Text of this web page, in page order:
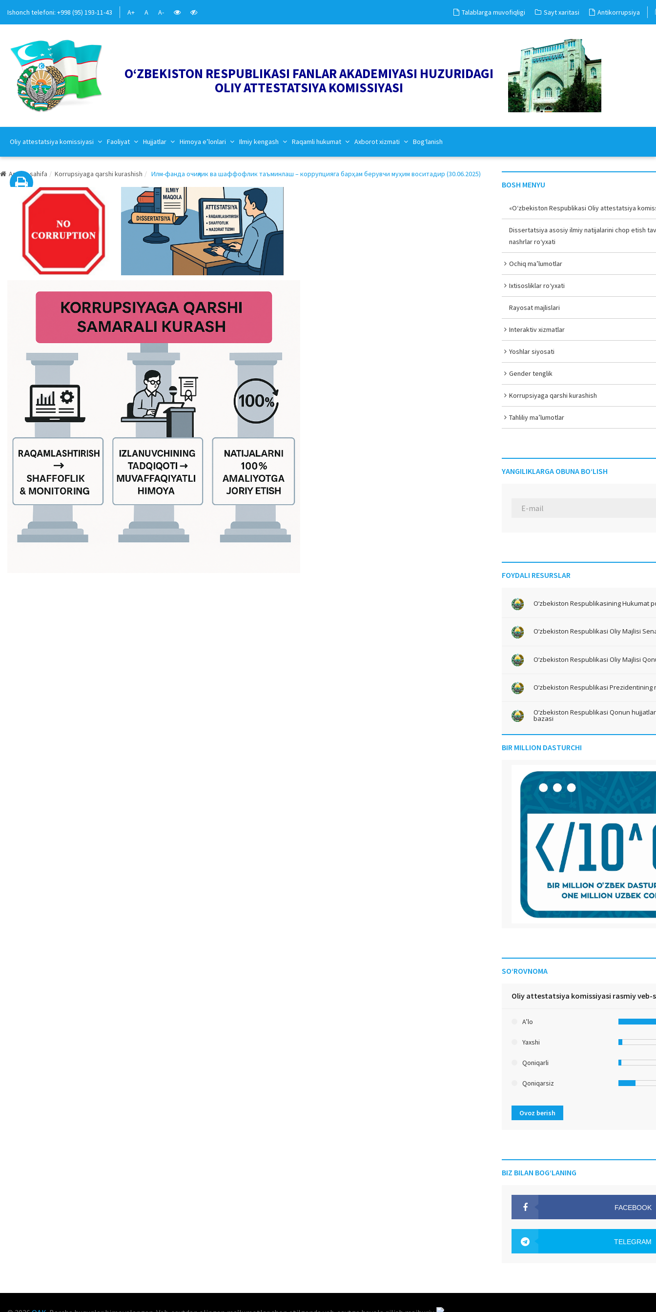
Ishonch telefoni: +998 (95) 193-11-43 A+ A A- Talablarga muvofiqligi Sayt xaritasi Antikorrupsiya
O‘ZBEKISTON RESPUBLIKASI FANLAR AKADEMIYASI HUZURIDAGI
OLIY ATTESTATSIYA KOMISSIYASI
Oliy attestatsiya komissiyasi Faoliyat Hujjatlar Himoya e’lonlari Ilmiy kengash Raqamli hukumat Axborot xizmati Bog‘lanish
Asosiy sahifa Korrupsiyaga qarshi kurashish Илм-фанда очиқлик ва шаффофлик таъминлаш – коррупцияга барҳам берувчи муҳим воситадир (30.06.2025)
BOSH MENYU
«O‘zbekiston Respublikasi Oliy attestatsiya
Dissertatsiya asosiy ilmiy natijalarini chop etish
nashrlar ro‘yxati
Ochiq ma’lumotlar
Ixtisosliklar ro‘yxati
Rayosat majlislari
Interaktiv xizmatlar
Yoshlar siyosati
Gender tenglik
Korrupsiyaga qarshi kurashish
Tahliliy ma’lumotlar
YANGILIKLARGA OBUNA BO‘LISH
FOYDALI RESURSLAR
O‘zbekiston Respublikasining Hukumat
O‘zbekiston Respublikasi Oliy Majlisi
O‘zbekiston Respublikasi Oliy Majlisi
O‘zbekiston Respublikasi Prezidentining
O‘zbekiston Respublikasi Qonun
bazasi
BIR MILLION DASTURCHI
SO‘ROVNOMA
Oliy attestatsiya komissiyasi rasmiy
A’lo
Yaxshi
Qoniqarli
Qoniqarsiz
Ovoz berish
BIZ BILAN BOG‘LANING
FACEBOOK
TELEGRAM